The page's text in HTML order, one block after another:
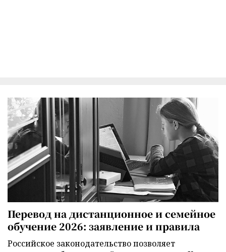
Перевод на дистанционное и семейное
обучение 2026: заявление и правила
Российское законодательство позволяет